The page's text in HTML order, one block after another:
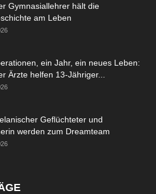
Gymnasiallehrer hält die
am Leben
ein Jahr, ein neues Leben:
Ärzte helfen 13-Jähriger...
Geflüchteter und
werden zum Dreamteam